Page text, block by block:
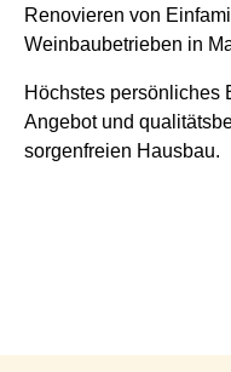
Renovieren von
Weinbaubetrieben in
Höchstes persönliches
Angebot und
sorgenfreien Hausbau.